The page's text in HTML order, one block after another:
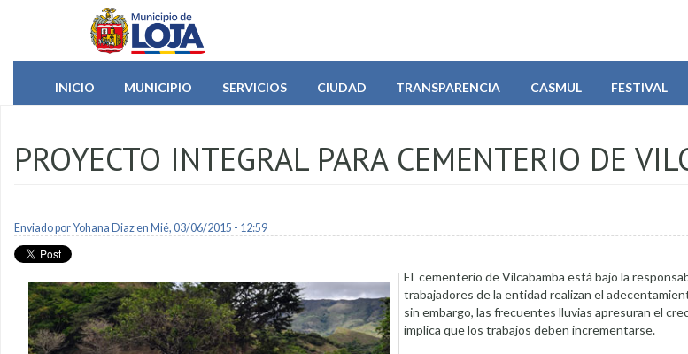
Pasar al contenido principal
INICIO
MUNICIPIO SERVICIOS CIUDAD TRANSPARENCIA CASMUL FESTIVAL
PROYECTO INTEGRAL PARA CEMENTERIO DE
Enviado porYohana Diazen Mié, 03/06/2015 - 12:59
El cementerio de Vilcabamba está bajo la
trabajadores de la entidad realizan el
sin embargo, las frecuentes lluvias apresuran el
implica que los trabajos deben incrementarse.